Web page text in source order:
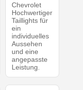
Chevrolet
Hochwertiger
Taillights für
ein
individuelles
Aussehen
und eine
angepasste
Leistung.